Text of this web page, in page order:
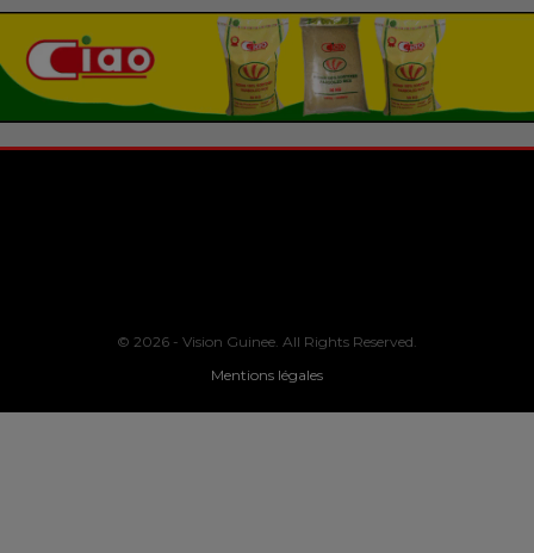
© 2026 - Vision Guinee. All Rights Reserved.
Mentions légales